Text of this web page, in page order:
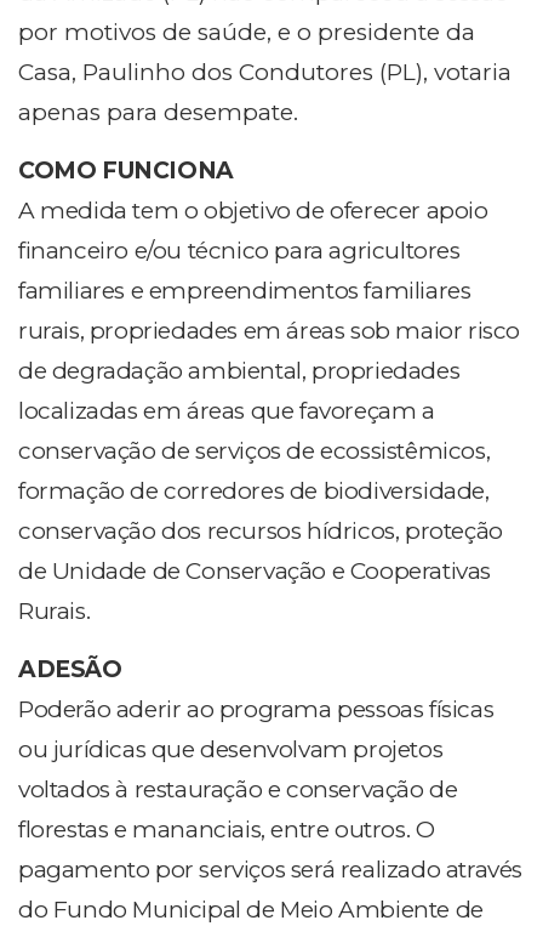
por motivos de saúde, e o presidente da
Casa, Paulinho dos Condutores (PL), votaria
apenas para desempate.
COMO FUNCIONA
A medida tem o objetivo de oferecer apoio
financeiro e/ou técnico para agricultores
familiares e empreendimentos familiares
rurais, propriedades em áreas sob maior risco
de degradação ambiental, propriedades
localizadas em áreas que favoreçam a
conservação de serviços de ecossistêmicos,
formação de corredores de biodiversidade,
conservação dos recursos hídricos, proteção
de Unidade de Conservação e Cooperativas
Rurais.
ADESÃO
Poderão aderir ao programa pessoas físicas
ou jurídicas que desenvolvam projetos
voltados à restauração e conservação de
florestas e mananciais, entre outros. O
pagamento por serviços será realizado através
do Fundo Municipal de Meio Ambiente de